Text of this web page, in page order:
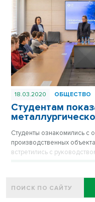
18.03.2020 ОБЩЕСТВО
Студентам
Студенты ознакомились с
производственных
встретились с
планируется проводить